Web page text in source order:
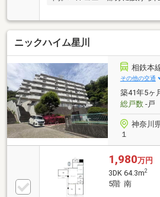
を感じるルーフバルコニーで
な楽しみ方が可能です。・9
る住戸。・専有面積100㎡超、
ある空間設計。・採光・通風
ー。・足元から温める床暖房
るポーチはプライバシー性と
向きの角住戸。日当たり・通
な室内環境です。
ニックハイム星川
相鉄本
その他の交通
築41年5ヶ
総戸数-戸
神奈川
１
1,980万円
3DK 64.3m2
5階 南